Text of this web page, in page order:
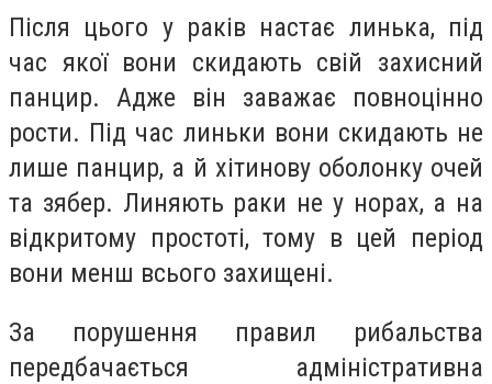
Після цього у раків настає линька, під
час якої вони скидають свій захисний
панцир. Адже він заважає повноцінно
рости. Під час линьки вони скидають не
лише панцир, а й хітинову оболонку очей
та зябер. Линяють раки не у норах, а на
відкритому простоті, тому в цей період
вони менш всього захищені.
За порушення правил рибальства
передбачається адміністративна